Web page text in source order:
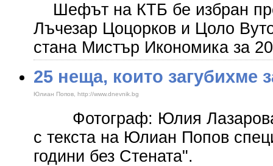
Шефът на КТБ бе избран
Лъчезар Цоцорков и Цоло
стана Мистър Икономика за
25 неща, които загубихме
Юлиан Попов, http://www.dnevnik.bg
Фотограф: Юлия
с текста на Юлиан Попов
години без Стената".